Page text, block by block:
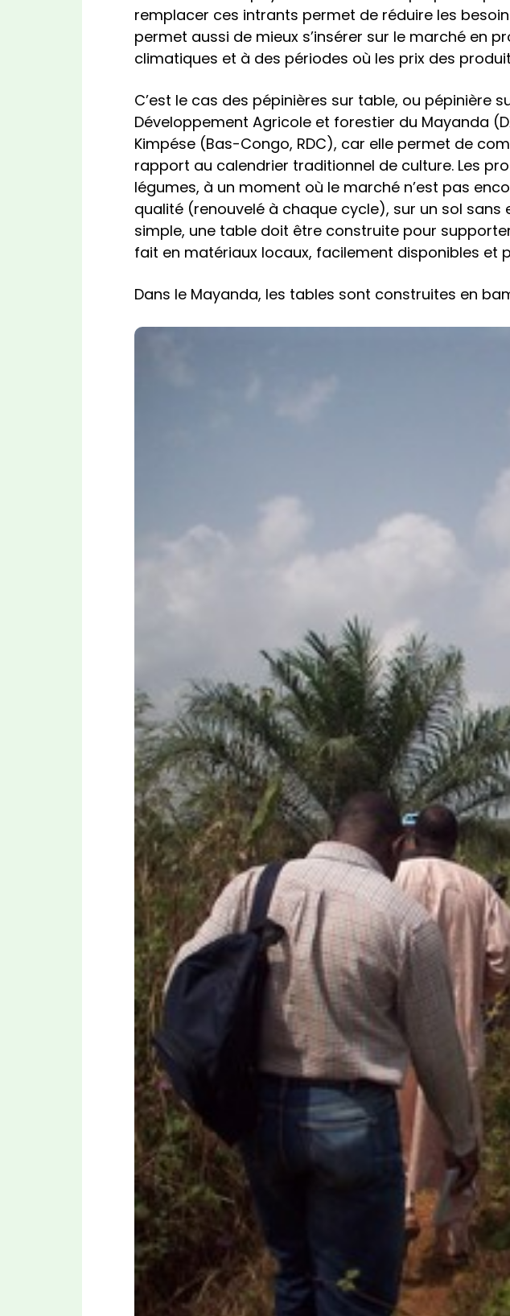
remplacer ces intrants permet de réduire les
permet aussi de mieux s’insérer sur le marché en
climatiques et à des périodes où les prix des
C’est le cas des pépinières sur table, ou pépinière
Développement Agricole et forestier du Mayanda
Kimpése (Bas-Congo, RDC), car elle permet de
rapport au calendrier traditionnel de culture. Les
légumes, à un moment où le marché n’est pas
qualité (renouvelé à chaque cycle), sur un sol
simple, une table doit être construite pour
fait en matériaux locaux, facilement disponibles et
Dans le Mayanda, les tables sont construites en